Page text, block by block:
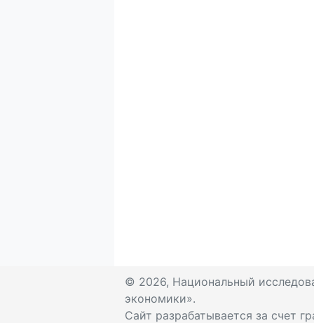
© 2026, Национальный
экономики».
Сайт разрабатывается за счет